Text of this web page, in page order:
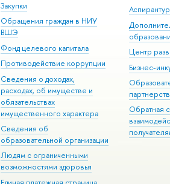
Закупки
Обращения граждан в НИУ
ВШЭ
Фонд целевого капитала
Противодействие коррупции
Сведения о доходах,
расходах, об имуществе и
обязательствах
имущественного характера
Сведения об
образовательной организации
Людям с ограниченными
возможностями здоровья
Центр
Бизнес-
Обратная